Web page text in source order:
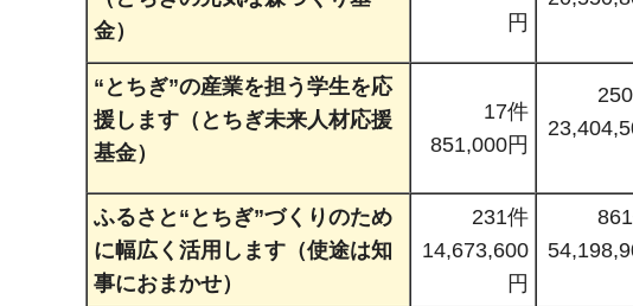
金）
円
“とちぎ”の産業を担う学生を応
援します（とちぎ未来人材応援
基金）
17件
851,000円
ふるさと“とちぎ”づくりのため
に幅広く活用します（使途は知
事におまかせ）
231件
14,673,600
円